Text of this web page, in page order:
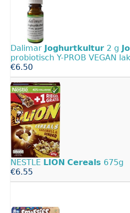
Dalimar Joghurtkultur 2 g
probiotisch Y-PROB VEGAN
€6.50
NESTLE LION Cereals 675g
€6.55